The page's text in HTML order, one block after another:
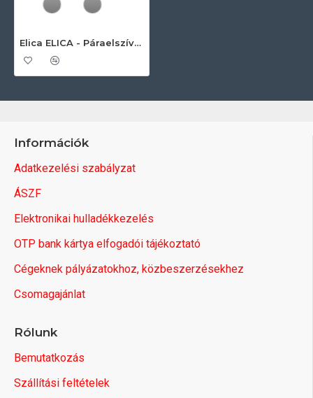
Elica ELICA - Páraelszívó CLOUD SEVEN IX/F/90 Mennyezetbe építhető páraelszívó
Információk
Adatkezelési szabályzat
ÁSZF
Elektronikai hulladékkezelés
OTP bank kártya elfogadói tájékoztató
Cégeknek pályázatokhoz, közbeszerzésekhez
Csomagajánlat
Rólunk
Bemutatkozás
Szállítási feltételek